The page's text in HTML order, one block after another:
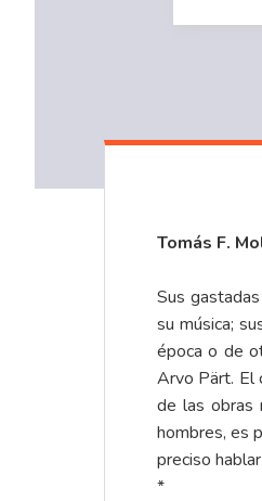
Tomás F.
Sus
su música;
época o de
Arvo Pärt. El
de las obras
hombres, es
preciso
*